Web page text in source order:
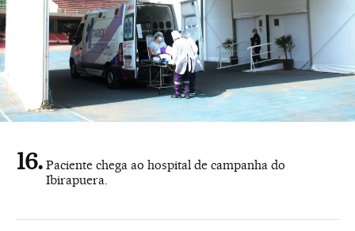
Paciente chega ao hospital de campanha do
Ibirapuera.